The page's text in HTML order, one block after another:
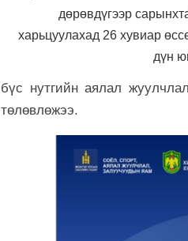
дөрөвдүгээр
харьцуулахад 26 хувиар
дүн
бүс нутгийн аялал
төлөвлөжээ.